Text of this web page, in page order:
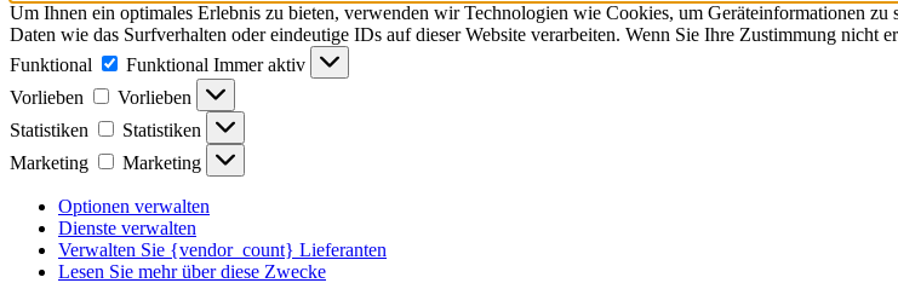
Um Ihnen ein optimales Erlebnis zu bieten, verwenden wir Technologien wie Cookies, um Geräteinformationen
Daten wie das Surfverhalten oder eindeutige IDs auf dieser Website verarbeiten. Wenn Sie Ihre Zustimmung
Funktional
Funktional Immer aktiv
Vorlieben
Vorlieben
Statistiken
Statistiken
Marketing
Marketing
Optionen verwalten
Dienste verwalten
Verwalten Sie {vendor_count} Lieferanten
Lesen Sie mehr über diese Zwecke